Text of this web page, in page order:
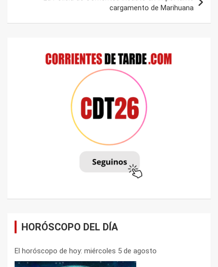
cargamento de Marihuana
HORÓSCOPO DEL DÍA
El horóscopo de hoy: miércoles 5 de agosto